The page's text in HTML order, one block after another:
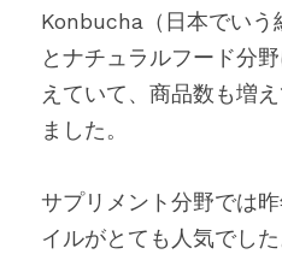
Konbucha（日本でいう
とナチュラルフード分
えていて、商品数も増
ました。
サプリメント分野では
イルがとても人気でした